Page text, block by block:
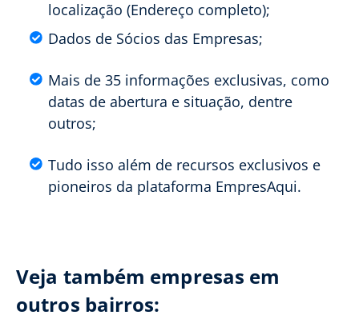
localização (Endereço completo);
Dados de Sócios das Empresas;
Mais de 35 informações exclusivas, como
datas de abertura e situação, dentre
outros;
Tudo isso além de recursos exclusivos e
pioneiros da plataforma EmpresAqui.
Veja também empresas em
outros bairros: